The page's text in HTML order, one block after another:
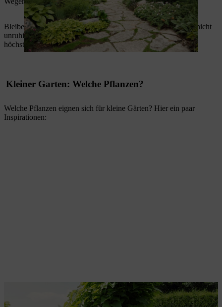
Bleiben Sie bei einem Material wie Holz oder Stein, damit es nicht
unruhig wirkt. Eine Steinterrasse oder ein Steinweg sollte aus
höchstens zwei Steinmaterialien bestehen.
Kleiner Garten: Welche Pflanzen?
Welche Pflanzen eignen sich für kleine Gärten? Hier ein paar
Inspirationen: